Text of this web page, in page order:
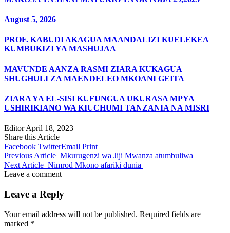
August 5, 2026
PROF. KABUDI AKAGUA MAANDALIZI KUELEKEA
KUMBUKIZI YA MASHUJAA
MAVUNDE AANZA RASMI ZIARA KUKAGUA
SHUGHULI ZA MAENDELEO MKOANI GEITA
ZIARA YA EL-SISI KUFUNGUA UKURASA MPYA
USHIRIKIANO WA KIUCHUMI TANZANIA NA MISRI
Editor April 18, 2023
Share this Article
Facebook TwitterEmail Print
Previous Article Mkurugenzi wa Jiji Mwanza atumbuliwa
Next Article Nimrod Mkono afariki dunia
Leave a comment
Leave a Reply
Your email address will not be published. Required fields are
marked *